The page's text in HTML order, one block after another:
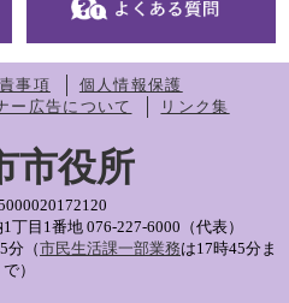
事項
個人情報保護
ー広告について リンク集
市役所
丁目1番地 076-227-6000（代表）
分（市民生活課一部業務は17時45分ま
で）